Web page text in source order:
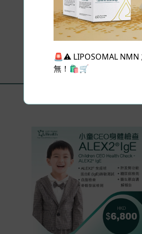
🚨⚠️ LIPOSOMAL NMN
無！🛍️🛒